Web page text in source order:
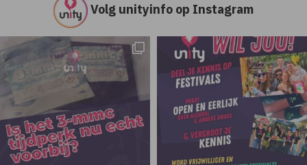
Volg unityinfo op Instagram